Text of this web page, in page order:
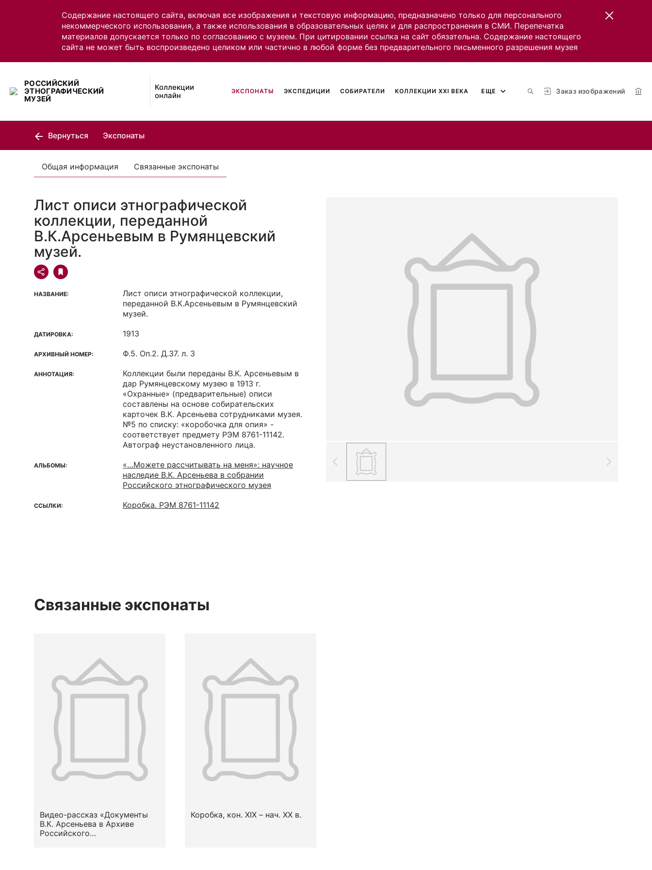
Содержание настоящего сайта, включая все изображения и текстовую информацию, предназначено только для персонального
некоммерческого использования, а также использования в образовательных целях и для распространения в СМИ. Перепечатка
материалов допускается только по согласованию с музеем. При цитировании ссылка на сайт обязательна. Содержание настоящего
сайта не может быть воспроизведено целиком или частично в любой форме без предварительного письменного разрешения музея
РОССИЙСКИЙ
ЭТНОГРАФИЧЕСКИЙ
МУЗЕЙ
Коллекции
онлайн
Заказ изображений
ЭКСПОНАТЫ ЭКСПЕДИЦИИ СОБИРАТЕЛИ КОЛЛЕКЦИИ XXI ВЕКА ЕЩЕ
Вернуться Экспонаты
Общая информация Связанные экспонаты
Лист описи этнографической
коллекции, переданной
В.К.Арсеньевым в Румянцевский
музей.
НАЗВАНИЕ:
Лист описи этнографической коллекции,
переданной В.К.Арсеньевым в Румянцевский
музей.
ДАТИРОВКА: 1913
АРХИВНЫЙ НОМЕР: Ф.5. Оп.2. Д.37. л. 3
АННОТАЦИЯ:
Коллекции были переданы В.К. Арсеньевым в
дар Румянцевскому музею в 1913 г.
«Охранные» (предварительные) описи
составлены на основе собирательских
карточек В.К. Арсеньева сотрудниками музея.
№5 по списку: «коробочка для опия» -
соответствует предмету РЭМ 8761-11142.
Автограф неустановленного лица.
АЛЬБОМЫ:
«…Можете рассчитывать на меня»: научное
наследие В.К. Арсеньева в собрании
Российского этнографического музея
ССЫЛКИ: Коробка. РЭМ 8761-11142
Связанные экспонаты
Видео-рассказ «Документы
В.К. Арсеньева в Архиве
Российского
Коробка, кон. XIX – нач. XX в.